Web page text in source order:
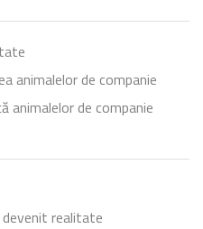
animalelor de companie
animalelor de companie
realitate